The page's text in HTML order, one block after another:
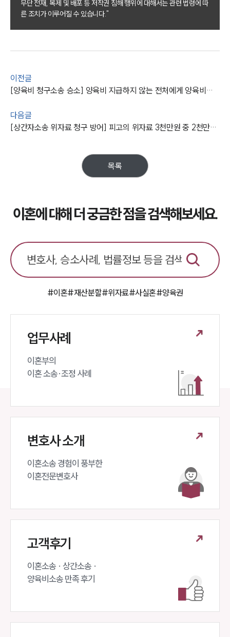
이혼 주요 업무사례
사례분석/최신동향
이혼 법률정보
이혼 양육비계산기
상간자위자료계산기
구성원 소개
소식/자료
언론보도
공지사항
법률 블로그
법률서식
뉴스레터/브로슈어
세미나
무단 전재, 복제 및 배포 등 저작권 침해 행위에 대해서는 관련 법령에 따
른 조치가 이루어질 수 있습니다."
이전글
[양육비 청구소송 승소] 양육비 지급하지 않는 전처에게 양육비를 받아냄
다음글
[상간자소송 위자료 청구 방어] 피고의 위자료 3천만원 중 2천만원을 기각시킨 사례
목록
이혼에 대해 더 궁금한 점을 검색해보세요.
#이혼#재산분할#위자료#사실혼#양육권
업무사례
이혼부의
이혼 소송·조정 사례
변호사 소개
이혼소송 경험이 풍부한
이혼전문변호사
고객후기
이혼소송 · 상간소송 ·
양육비소송 만족 후기